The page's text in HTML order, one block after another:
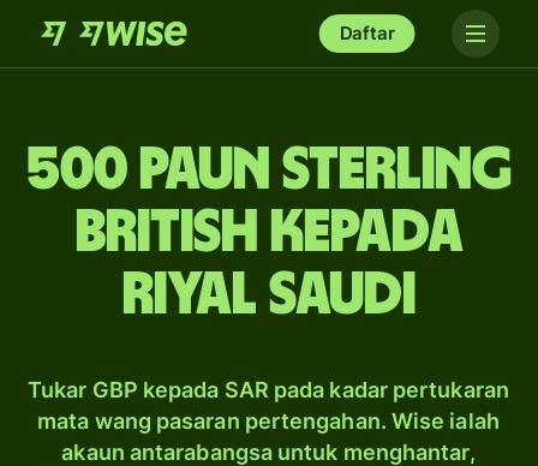
Daftar
500 paun sterling
British kepada
riyal Saudi
Tukar GBP kepada SAR pada kadar pertukaran
mata wang pasaran pertengahan. Wise ialah
akaun antarabangsa untuk menghantar,